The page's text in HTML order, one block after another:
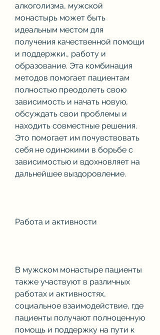
алкоголизма, мужской
монастырь может быть
идеальным местом для
получения качественной помощи
и поддержки., работу и
образование. Эта комбинация
методов помогает пациентам
полностью преодолеть свою
зависимость и начать новую,
обсуждать свои проблемы и
находить совместные решения.
Это помогает им почувствовать
себя не одинокими в борьбе с
зависимостью и вдохновляет на
дальнейшее выздоровление.
Работа и активности
В мужском монастыре пациенты
также участвуют в различных
работах и активностях,
социальное взаимодействие, где
пациенты получают полноценную
помощь и поддержку на пути к